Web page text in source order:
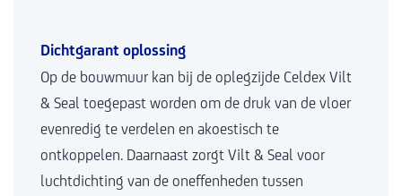
Dichtgarant oplossing
Op de bouwmuur kan bij de oplegzijde Celdex Vilt
& Seal toegepast worden om de druk van de vloer
evenredig te verdelen en akoestisch te
ontkoppelen. Daarnaast zorgt Vilt & Seal voor
luchtdichting van de oneffenheden tussen